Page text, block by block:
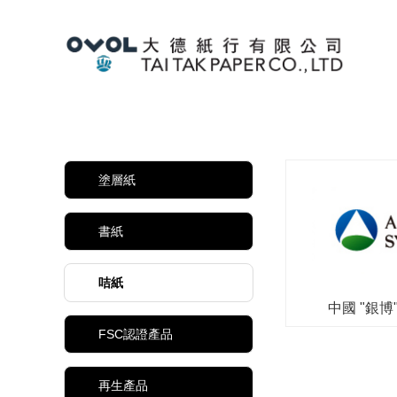
中國 "銀博
塗層紙
書紙
咭紙
FSC認證產品
再生產品